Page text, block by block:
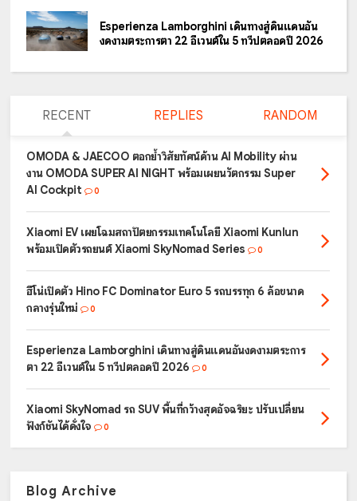
Esperienza Lamborghini เดินทางสู่ดินแดนอัน
งดงามตระการตา 22 อีเวนต์ใน 5 ทวีปตลอดปี 2026
RECENT REPLIES RANDOM
OMODA & JAECOO ตอกย้ำวิสัยทัศน์ด้าน AI Mobility ผ่าน
งาน OMODA SUPER AI NIGHT พร้อมเผยนวัตกรรม Super
AI Cockpit
0
Xiaomi EV เผยโฉมสถาปัตยกรรมเทคโนโลยี Xiaomi Kunlun
พร้อมเปิดตัวรถยนต์ Xiaomi SkyNomad Series
0
ฮีโน่เปิดตัว Hino FC Dominator Euro 5 รถบรรทุก 6 ล้อขนาด
กลางรุ่นใหม่
0
Esperienza Lamborghini เดินทางสู่ดินแดนอันงดงามตระการ
ตา 22 อีเวนต์ใน 5 ทวีปตลอดปี 2026
0
Xiaomi SkyNomad รถ SUV พื้นที่กว้างสุดอัจฉริยะ ปรับเปลี่ยน
ฟังก์ชันได้ดั่งใจ
0
Blog Archive